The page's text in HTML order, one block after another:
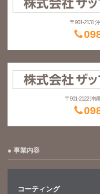
〒901-2131
〒901-2122 沖
事業内容
コーティング